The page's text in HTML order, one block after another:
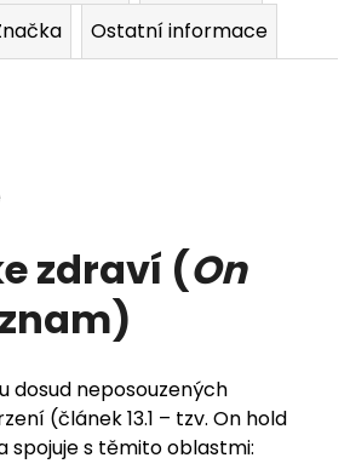
Ostatní informace
zdraví (On
dosud neposouzených
(článek 13.1 – tzv. On hold
spojuje s těmito oblastmi: